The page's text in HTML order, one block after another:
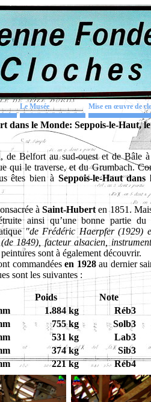
Le Musée Mise en œuvre de
dans le Monde: Seppois-le-Haut,
de Belfort au sud-ouest et de Bâle
qui le traverse, et du Grumbach.
êtes bien à Seppois-le-Haut
àSaint-Hubert en 1851.
ainsi qu’une bonne partie du
"de Frédéric Haerpfer (1929)
1849), facteur alsacien,
sont à également découvrir.
commandéesen 1928au dernier
sont les suivantes :
Poids
Note
1.884 kg
Réb3
755 kg
Solb3
531 kg
Lab3
374 kg
Sib3
221 kg Réb4